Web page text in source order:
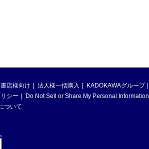
書店様向け 法人様一括購入
KADOKAWAグループ
シー
Do Not Sell or Share My Personal Information
ついて